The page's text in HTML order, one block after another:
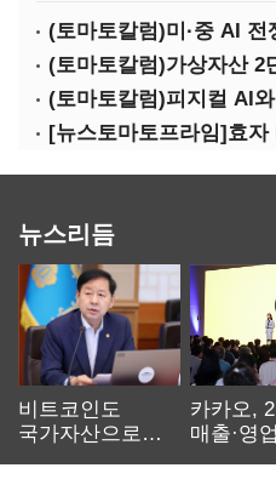
(토마토칼럼)미·중 AI 전
(토마토칼럼)가상자산 2
(토마토칼럼)피지컬 AI와
[뉴스토마토프라임]효
뉴스리듬
비트코인도
국가자산으로…'
카카오,
매출·영